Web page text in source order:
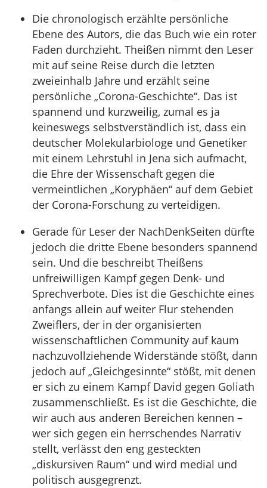
Die chronologisch erzählte persönliche
Ebene des Autors, die das Buch wie ein roter
Faden durchzieht. Theißen nimmt den Leser
mit auf seine Reise durch die letzten
zweieinhalb Jahre und erzählt seine
persönliche „Corona-Geschichte“. Das ist
spannend und kurzweilig, zumal es ja
keineswegs selbstverständlich ist, dass ein
deutscher Molekularbiologe und Genetiker
mit einem Lehrstuhl in Jena sich aufmacht,
die Ehre der Wissenschaft gegen die
vermeintlichen „Koryphäen“ auf dem Gebiet
der Corona-Forschung zu verteidigen.
Gerade für Leser der NachDenkSeiten dürfte
jedoch die dritte Ebene besonders spannend
sein. Und die beschreibt Theißens
unfreiwilligen Kampf gegen Denk- und
Sprechverbote. Dies ist die Geschichte eines
anfangs allein auf weiter Flur stehenden
Zweiflers, der in der organisierten
wissenschaftlichen Community auf kaum
nachzuvollziehende Widerstände stößt, dann
jedoch auf „Gleichgesinnte“ stößt, mit denen
er sich zu einem Kampf David gegen Goliath
zusammenschließt. Es ist die Geschichte, die
wir auch aus anderen Bereichen kennen –
wer sich gegen ein herrschendes Narrativ
stellt, verlässt den eng gesteckten
„diskursiven Raum“ und wird medial und
politisch ausgegrenzt.